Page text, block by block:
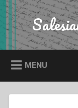
Skip
to
content
Search
MENU